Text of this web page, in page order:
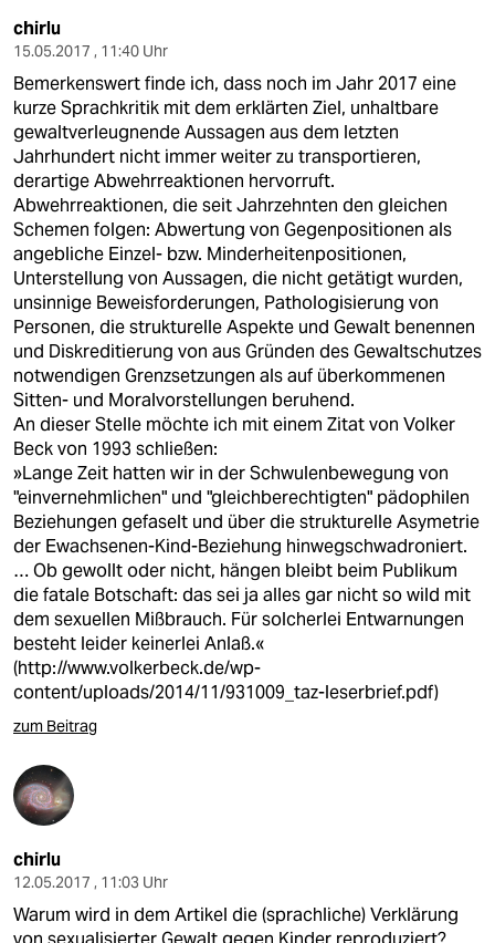
chirlu
15.05.2017 , 11:40 Uhr
Bemerkenswert finde ich, dass noch im Jahr 2017 eine
kurze Sprachkritik mit dem erklärten Ziel, unhaltbare
gewaltverleugnende Aussagen aus dem letzten
Jahrhundert nicht immer weiter zu transportieren,
derartige Abwehrreaktionen hervorruft.
Abwehrreaktionen, die seit Jahrzehnten den gleichen
Schemen folgen: Abwertung von Gegenpositionen als
angebliche Einzel- bzw. Minderheitenpositionen,
Unterstellung von Aussagen, die nicht getätigt wurden,
unsinnige Beweisforderungen, Pathologisierung von
Personen, die strukturelle Aspekte und Gewalt benennen
und Diskreditierung von aus Gründen des Gewaltschutzes
notwendigen Grenzsetzungen als auf überkommenen
Sitten- und Moralvorstellungen beruhend.
An dieser Stelle möchte ich mit einem Zitat von Volker
Beck von 1993 schließen:
»Lange Zeit hatten wir in der Schwulenbewegung von
"einvernehmlichen" und "gleichberechtigten" pädophilen
Beziehungen gefaselt und über die strukturelle Asymetrie
der Ewachsenen-Kind-Beziehung hinwegschwadroniert.
… Ob gewollt oder nicht, hängen bleibt beim Publikum
die fatale Botschaft: das sei ja alles gar nicht so wild mit
dem sexuellen Mißbrauch. Für solcherlei Entwarnungen
besteht leider keinerlei Anlaß.«
(http://www.volkerbeck.de/wp-
content/uploads/2014/11/931009_taz-leserbrief.pdf)
zum Beitrag
chirlu
12.05.2017 , 11:03 Uhr
Warum wird in dem Artikel die (sprachliche) Verklärung